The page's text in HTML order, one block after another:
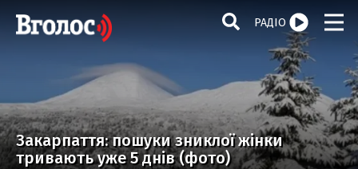
РАДІО
Закарпаття: пошуки зниклої жінки
тривають уже 5 днів (фото)